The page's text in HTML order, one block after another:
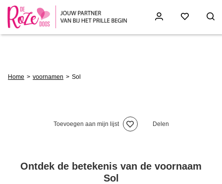
Home voornamen Sol
Toevoegen aan mijn lijst Delen
Ontdek de betekenis van de voornaam
Sol